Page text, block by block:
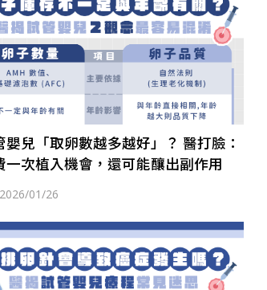
嬰兒「取卵數越多越好」？ 醫打臉：
一次植入機會，還可能釀出副作用
2026/01/26